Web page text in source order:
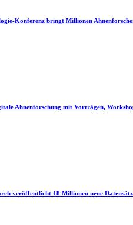
Konferenz bringt Millionen
Ahnenforschung mit Vorträgen,
veröffentlicht 18 Millionen neue